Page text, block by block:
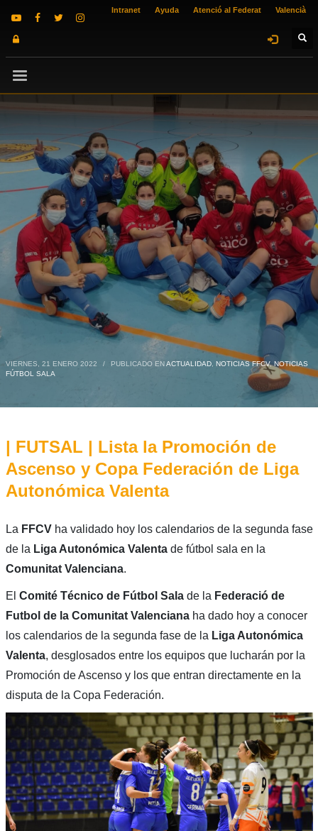
Intranet Ayuda Atenció al Federat Valencià
VIERNES, 21 ENERO 2022 / PUBLICADO EN ACTUALIDAD, NOTICIAS FFCV,NOTICIAS
FÚTBOL SALA
| FUTSAL | Lista la Promoción de
Ascenso y Copa Federación de Liga
Autonómica Valenta
La FFCV ha validado hoy los calendarios de la segunda fase
de laLiga Autonómica Valenta de fútbol sala en la
Comunitat Valenciana.
El Comité Técnico de Fútbol Salade la Federació de
Futbol de la Comunitat Valencianaha dado hoy a conocer
los calendarios de la segunda fase de la Liga Autonómica
Valenta, desglosados entre los equipos que lucharán por la
Promoción de Ascenso y los que entran directamente en la
disputa de la Copa Federación.